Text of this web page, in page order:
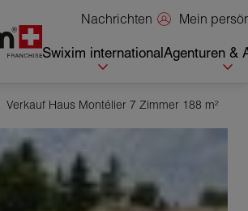
Nachrichten Mein
Swixim internationalAgenturen &
Verkauf Haus Montélier 7 Zimmer 188 m²